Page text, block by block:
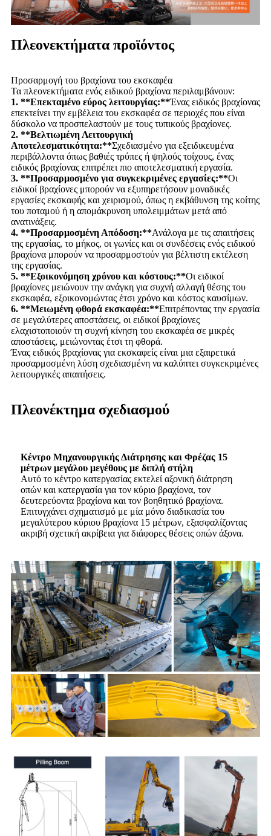
Πλεονεκτήματα προϊόντος
Προσαρμογή του βραχίονα του εκσκαφέα
Τα πλεονεκτήματα ενός ειδικού βραχίονα περιλαμβάνουν:
1. **Επεκταμένο εύρος λειτουργίας:**Ένας ειδικός βραχίονας
επεκτείνει την εμβέλεια του εκσκαφέα σε περιοχές που είναι
δύσκολο να προσπελαστούν με τους τυπικούς βραχίονες.
2. **Βελτιωμένη Λειτουργική
Αποτελεσματικότητα:**Σχεδιασμένο για εξειδικευμένα
περιβάλλοντα όπως βαθιές τρύπες ή ψηλούς τοίχους, ένας
ειδικός βραχίονας επιτρέπει πιο αποτελεσματική εργασία.
3. **Προσαρμοσμένο για συγκεκριμένες εργασίες:**Οι
ειδικοί βραχίονες μπορούν να εξυπηρετήσουν μοναδικές
εργασίες εκσκαφής και χειρισμού, όπως η εκβάθυνση της κοίτης
του ποταμού ή η απομάκρυνση υπολειμμάτων μετά από
ανατινάξεις.
4. **Προσαρμοσμένη Απόδοση:**Ανάλογα με τις απαιτήσεις
της εργασίας, το μήκος, οι γωνίες και οι συνδέσεις ενός ειδικού
βραχίονα μπορούν να προσαρμοστούν για βέλτιστη εκτέλεση
της εργασίας.
5. **Εξοικονόμηση χρόνου και κόστους:**Οι ειδικοί
βραχίονες μειώνουν την ανάγκη για συχνή αλλαγή θέσης του
εκσκαφέα, εξοικονομώντας έτσι χρόνο και κόστος καυσίμων.
6. **Μειωμένη φθορά εκσκαφέα:**Επιτρέποντας την εργασία
σε μεγαλύτερες αποστάσεις, οι ειδικοί βραχίονες
ελαχιστοποιούν τη συχνή κίνηση του εκσκαφέα σε μικρές
αποστάσεις, μειώνοντας έτσι τη φθορά.
Ένας ειδικός βραχίονας για εκσκαφείς είναι μια εξαιρετικά
προσαρμοσμένη λύση σχεδιασμένη να καλύπτει συγκεκριμένες
λειτουργικές απαιτήσεις.
Πλεονέκτημα σχεδιασμού
Κέντρο Μηχανουργικής Διάτρησης και Φρέζας 15
μέτρων μεγάλου μεγέθους με διπλή στήλη
Αυτό το κέντρο κατεργασίας εκτελεί αξονική διάτρηση
οπών και κατεργασία για τον κύριο βραχίονα, τον
δευτερεύοντα βραχίονα και τον βοηθητικό βραχίονα.
Επιτυγχάνει σχηματισμό με μία μόνο διαδικασία του
μεγαλύτερου κύριου βραχίονα 15 μέτρων, εξασφαλίζοντας
ακριβή σχετική ακρίβεια για διάφορες θέσεις οπών άξονα.